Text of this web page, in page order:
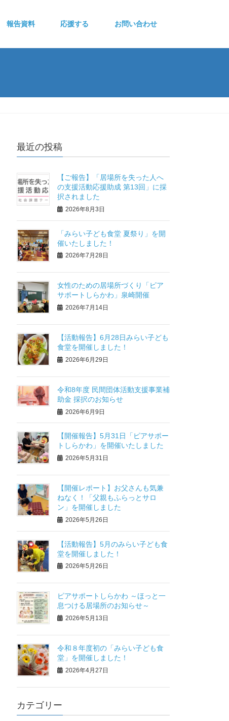
報告資料 応援する お問い合わせ
最近の投稿
【ご報告】「居場所を失った人へ
の支援活動応援助成 第13回」に採
択されました
2026年8月3日
「みらい子ども食堂 夏祭り」を開
催いたしました！
2026年7月28日
女性のための居場所づくり「ピア
サポートしらかわ」泉崎開催
2026年7月14日
【活動報告】6月28日みらい子ども
食堂を開催しました！
2026年6月29日
令和8年度 民間団体活動支援事業補
助金 採択のお知らせ
2026年6月9日
【開催報告】5月31日「ピアサポー
トしらかわ」を開催いたしました
2026年5月31日
【開催レポート】お父さんも気兼
ねなく！「父親もふらっとサロ
ン」を開催しました
2026年5月26日
【活動報告】5月のみらい子ども食
堂を開催しました！
2026年5月26日
ピアサポートしらかわ ～ほっと一
息つける居場所のお知らせ～
2026年5月13日
令和８年度初の「みらい子ども食
堂」を開催しました！
2026年4月27日
カテゴリー